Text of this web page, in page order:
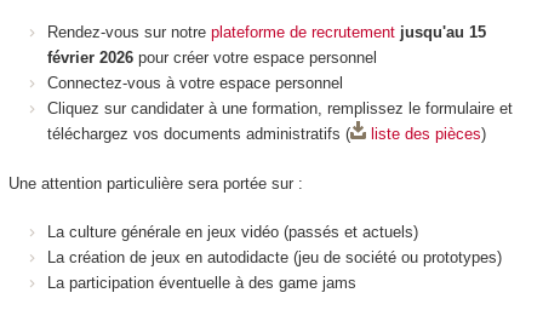
Rendez-vous sur notre plateforme de recrutement jusqu'au 15
février 2026 pour créer votre espace personnel
Connectez-vous à votre espace personnel
Cliquez sur candidater à une formation, remplissez le formulaire et
téléchargez vos documents administratifs (
liste des pièces)
Une attention particulière sera portée sur :
La culture générale en jeux vidéo (passés et actuels)
La création de jeux en autodidacte (jeu de société ou prototypes)
La participation éventuelle à des game jams